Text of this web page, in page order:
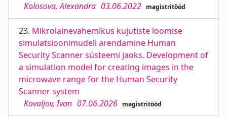
Kolosova, Alexandra 03.06.2022 magistritööd
23. Mikrolainevahemikus kujutiste loomise
simulatsioonimudeli arendamine Human
Security Scanner süsteemi jaoks. Development of
a simulation model for creating images in the
microwave range for the Human Security
Scanner system
Kovaljov, Ivan 07.06.2026 magistritööd